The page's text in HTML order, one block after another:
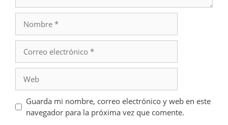
electrónico
Guarda mi nombre, correo electrónico y web en este
navegador para la próxima vez que comente.